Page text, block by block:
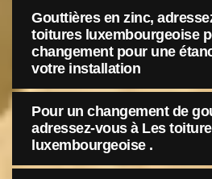
Gouttières en zinc,
toitures luxembourgeoise
changement pour une
votre installation
Pour un changement de
adressez-vous à Les
luxembourgeoise .